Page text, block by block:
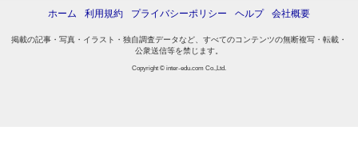
ホーム 利用規約 プライバシーポリシー ヘルプ 会社概要
掲載の記事・写真・イラスト・独自調査データなど、すべてのコンテンツの無断複写・転載・
公衆送信等を禁じます。
Copyright © inter-edu.com Co.,Ltd.